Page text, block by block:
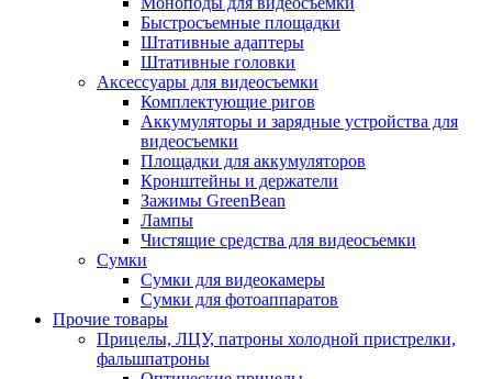
Быстросъемные площадки
Штативные адаптеры
Штативные головки
Аксессуары для видеосъемки
Комплектующие ригов
Аккумуляторы и зарядные устройства для
видеосъемки
Площадки для аккумуляторов
Кронштейны и держатели
Зажимы GreenBean
Лампы
Чистящие средства для видеосъемки
Сумки
Сумки для видеокамеры
Сумки для фотоаппаратов
Прочие товары
Прицелы, ЛЦУ, патроны холодной пристрелки,
фальшпатроны